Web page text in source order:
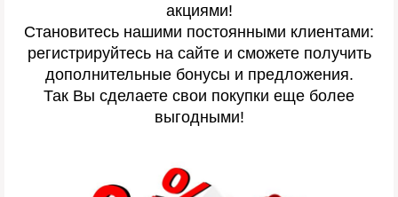
акциями!
Становитесь нашими постоянными клиентами:
регистрируйтесь на сайте и сможете получить
дополнительные бонусы и предложения.
Так Вы сделаете свои покупки еще более
выгодными!